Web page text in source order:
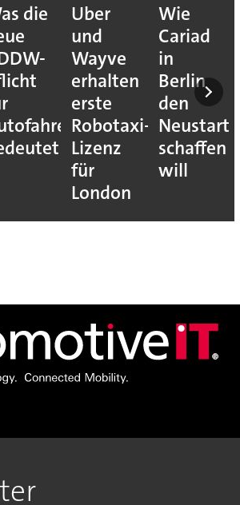
die
Uber
und
Wayve
erhalten
erste
Robotaxi-
Lizenz
für
London
Wie
Cariad
in
Berlin
den
Neustart
schaffen
will